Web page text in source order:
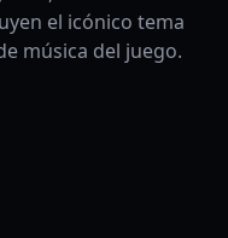
el icónico tema
música del juego.